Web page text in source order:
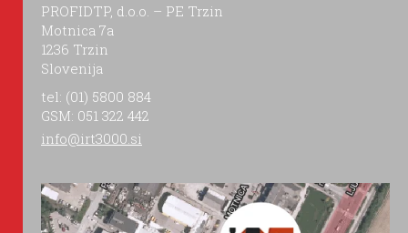
PROFIDTP, d.o.o. – PE Trzin
Motnica 7a
1236 Trzin
Slovenija
tel: (01) 5800 884
GSM: 051 322 442
info@irt3000.si